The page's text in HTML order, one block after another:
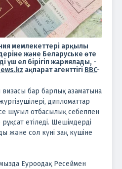
мемлекеттері арқылы
және Беларуське өте
үш ел бірігіп жариялады, -
ақпарат агенттігі BBC-
бар барлық азаматына
дипломаттар
шұғыл отбасылық себеппен
етіледі. Шешімдерді
және сол күні заң күшіне
Еуроодақ Ресеймен